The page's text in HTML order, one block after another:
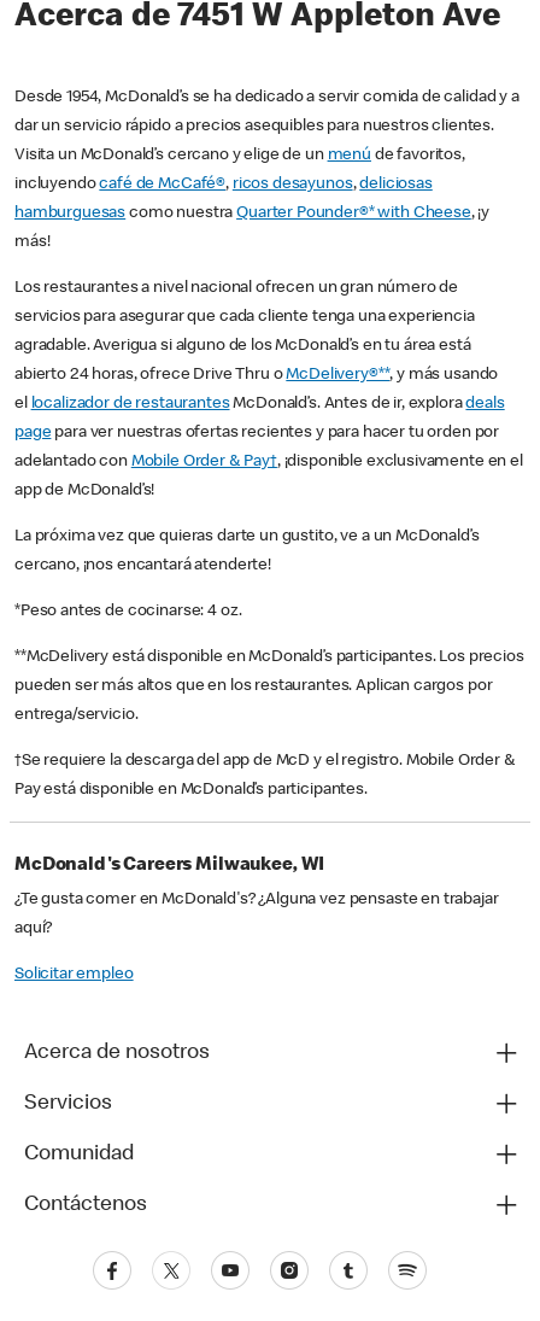
Acerca de 7451 W Appleton Ave
Desde 1954, McDonald’s se ha dedicado a servir comida de calidad y a
dar un servicio rápido a precios asequibles para nuestros clientes.
Visita un McDonald’s cercano y elige de un menú de favoritos,
incluyendocafé de McCafé®, ricos desayunos,deliciosas
hamburguesas como nuestraQuarter Pounder®* with Cheese, ¡y
más!
Los restaurantes a nivel nacional ofrecen un gran número de
servicios para asegurar que cada cliente tenga una experiencia
agradable. Averigua si alguno de los McDonald’s en tu área está
abierto 24 horas, ofrece Drive Thru oMcDelivery®**, y más usando
el localizador de restaurantesMcDonald’s. Antes de ir, exploradeals
pagepara ver nuestras ofertas recientes y para hacer tu orden por
adelantado con Mobile Order & Pay†, ¡disponible exclusivamente en el
app de McDonald’s!
La próxima vez que quieras darte un gustito, ve a un McDonald’s
cercano, ¡nos encantará atenderte!
*Peso antes de cocinarse: 4 oz.
**McDelivery está disponible en McDonald’s participantes. Los precios
pueden ser más altos que en los restaurantes. Aplican cargos por
entrega/servicio.
†Se requiere la descarga del app de McD y el registro. Mobile Order &
Pay está disponible en McDonald’s participantes.
McDonald's Careers Milwaukee, WI
¿Te gusta comer en McDonald's? ¿Alguna vez pensaste en trabajar
aquí?
Solicitar empleo
Acerca de nosotros
Servicios
Comunidad
Contáctenos